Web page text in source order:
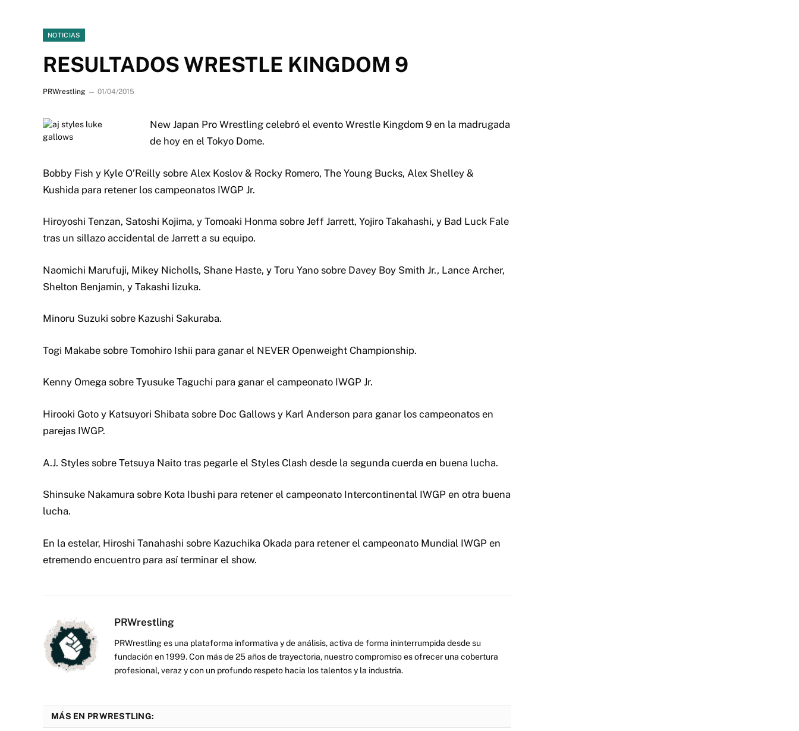
NOTICIAS
RESULTADOS WRESTLE KINGDOM 9
PRWrestling 01/04/2015
New Japan Pro Wrestling celebró el evento Wrestle Kingdom 9 en la madrugada
de hoy en el Tokyo Dome.
Bobby Fish y Kyle O’Reilly sobre Alex Koslov & Rocky Romero, The Young Bucks, Alex Shelley &
Kushida para retener los campeonatos IWGP Jr.
Hiroyoshi Tenzan, Satoshi Kojima, y Tomoaki Honma sobre Jeff Jarrett, Yojiro Takahashi, y Bad Luck Fale
tras un sillazo accidental de Jarrett a su equipo.
Naomichi Marufuji, Mikey Nicholls, Shane Haste, y Toru Yano sobre Davey Boy Smith Jr., Lance Archer,
Shelton Benjamin, y Takashi Iizuka.
Minoru Suzuki sobre Kazushi Sakuraba.
Togi Makabe sobre Tomohiro Ishii para ganar el NEVER Openweight Championship.
Kenny Omega sobre Tyusuke Taguchi para ganar el campeonato IWGP Jr.
Hirooki Goto y Katsuyori Shibata sobre Doc Gallows y Karl Anderson para ganar los campeonatos en
parejas IWGP.
A.J. Styles sobre Tetsuya Naito tras pegarle el Styles Clash desde la segunda cuerda en buena lucha.
Shinsuke Nakamura sobre Kota Ibushi para retener el campeonato Intercontinental IWGP en otra buena
lucha.
En la estelar, Hiroshi Tanahashi sobre Kazuchika Okada para retener el campeonato Mundial IWGP en
etremendo encuentro para así terminar el show.
PRWrestling
PRWrestling es una plataforma informativa y de análisis, activa de forma ininterrumpida desde su
fundación en 1999. Con más de 25 años de trayectoria, nuestro compromiso es ofrecer una cobertura
profesional, veraz y con un profundo respeto hacia los talentos y la industria.
MÁS EN PRWRESTLING: